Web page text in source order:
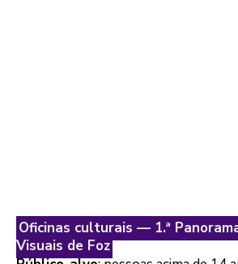
Oficinas culturais — 1.ª
Visuais de Foz